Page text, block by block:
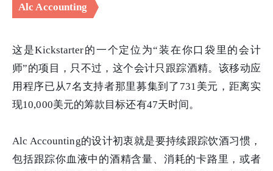
Alc Accounting
这是Kickstarter的一个定位为“装在你口袋里的会计
师”的项目，只不过，这个会计只跟踪酒精。该移动应
用程序已从7名支持者那里募集到了731美元，距离实
现10,000美元的筹款目标还有47天时间。
Alc Accounting的设计初衷就是要持续跟踪饮酒习惯，
包括跟踪你血液中的酒精含量、消耗的卡路里，或者